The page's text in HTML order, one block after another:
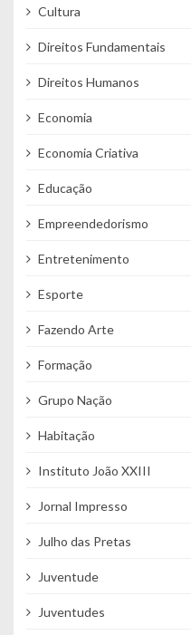
Cultura
Direitos Fundamentais
Direitos Humanos
Economia
Economia Criativa
Educação
Empreendedorismo
Entretenimento
Esporte
Fazendo Arte
Formação
Grupo Nação
Habitação
Instituto João XXIII
Jornal Impresso
Julho das Pretas
Juventude
Juventudes